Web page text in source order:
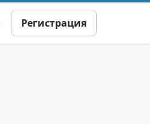
Регистрация